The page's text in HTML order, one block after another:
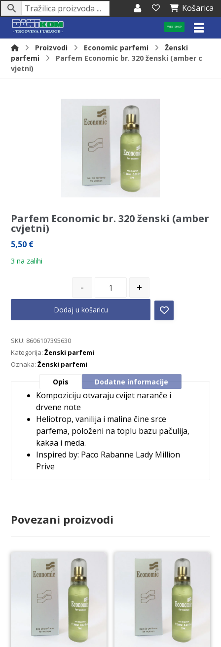
Košarica
WEB SHOP
Proizvodi Economic parfemi
Ženski
parfemi
Parfem Economic br. 320 ženski (amber c
vjetni)
Parfem Economic br. 320 ženski (amber
cvjetni)
5,50 €
3 na zalihi
- +
Dodaj u košaricu
SKU: 8606107395630
Kategorija:Ženski parfemi
Oznaka:Ženski parfemi
Opis Dodatne informacije
Kompoziciju otvaraju cvijet naranče i
drvene note
Heliotrop, vanilija i malina čine srce
parfema, položeni na toplu bazu pačulija,
kakaa i meda.
Inspired by: Paco Rabanne Lady Million
Prive
Povezani proizvodi